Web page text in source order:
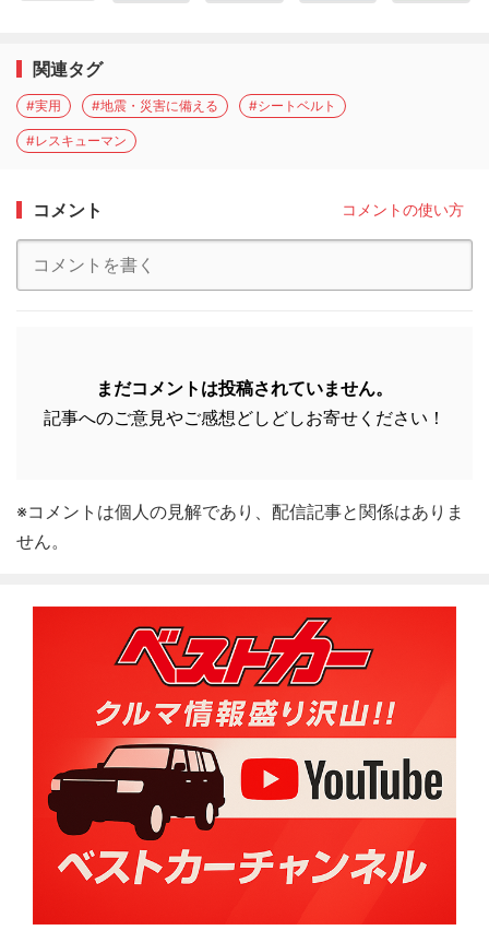
関連タグ
#実用 #地震・災害に備える #シートベルト
#レスキューマン
コメント コメントの使い方
まだコメントは投稿されていません。
記事へのご意見やご感想どしどしお寄せください！
※コメントは個人の見解であり、配信記事と関係はありま
せん。